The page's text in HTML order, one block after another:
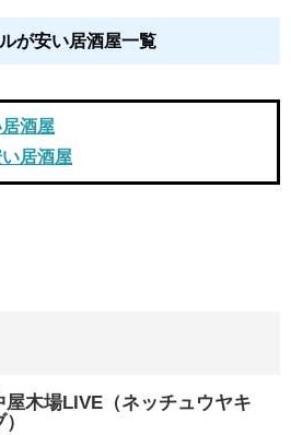
が安い居酒屋一覧
酒屋
居酒屋
屋木場LIVE（ネッチュウヤキ